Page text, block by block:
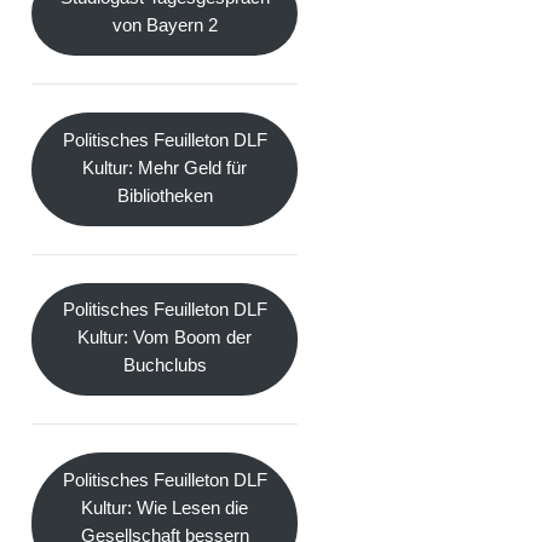
von Bayern 2
Politisches Feuilleton DLF
Kultur: Mehr Geld für
Bibliotheken
Politisches Feuilleton DLF
Kultur: Vom Boom der
Buchclubs
Politisches Feuilleton DLF
Kultur: Wie Lesen die
Gesellschaft bessern